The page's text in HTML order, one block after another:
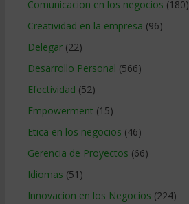
Comunicacion en los negocios (180)
Creatividad en la empresa (96)
Delegar(22)
Desarrollo Personal (566)
Efectividad (52)
Empowerment (15)
Etica en los negocios (46)
Gerencia de Proyectos (66)
Idiomas (51)
Innovacion en los Negocios (224)